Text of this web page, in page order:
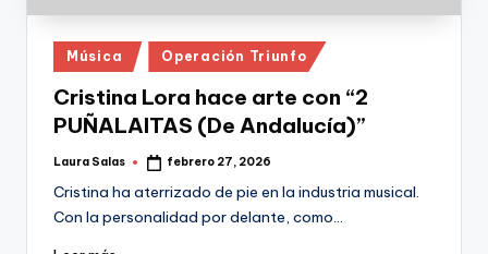
Publicado
en
Música Operación Triunfo
Cristina Lora hace arte con “2
PUÑALAITAS (De Andalucía)”
Publicado
Laura Salas febrero 27, 2026
Cristina ha aterrizado de pie en la industria musical.
Con la personalidad por delante, como…